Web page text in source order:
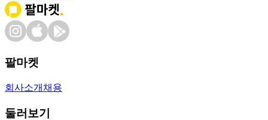
팔마켓
회사소개 채용
둘러보기